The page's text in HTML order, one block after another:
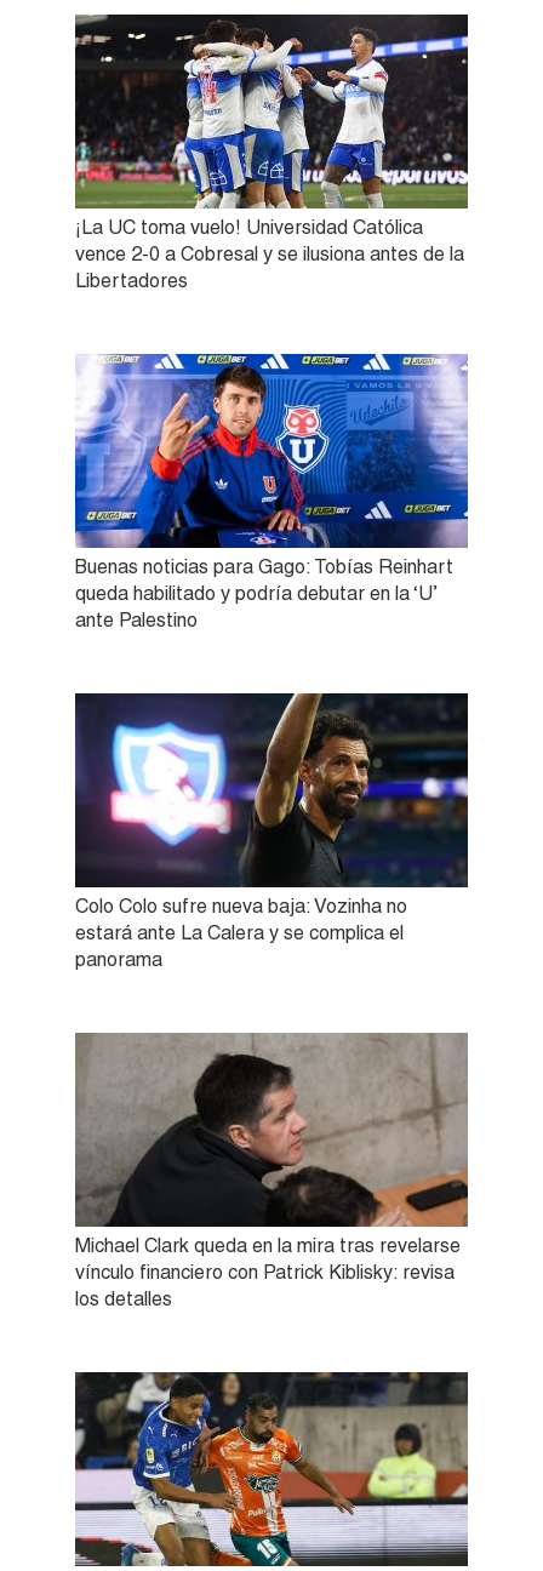
¡La UC toma vuelo! Universidad Católica
vence 2-0 a Cobresal y se ilusiona antes de la
Libertadores
Buenas noticias para Gago: Tobías Reinhart
queda habilitado y podría debutar en la ‘U’
ante Palestino
Colo Colo sufre nueva baja: Vozinha no
estará ante La Calera y se complica el
panorama
Michael Clark queda en la mira tras revelarse
vínculo financiero con Patrick Kiblisky: revisa
los detalles